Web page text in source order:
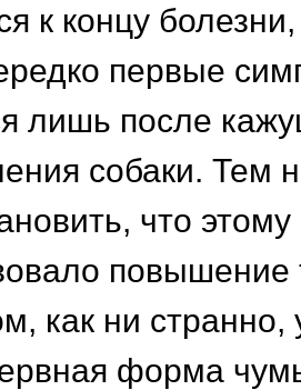
к концу
первые
лишь после
собаки. Тем
что этому
повышение
как ни
форма